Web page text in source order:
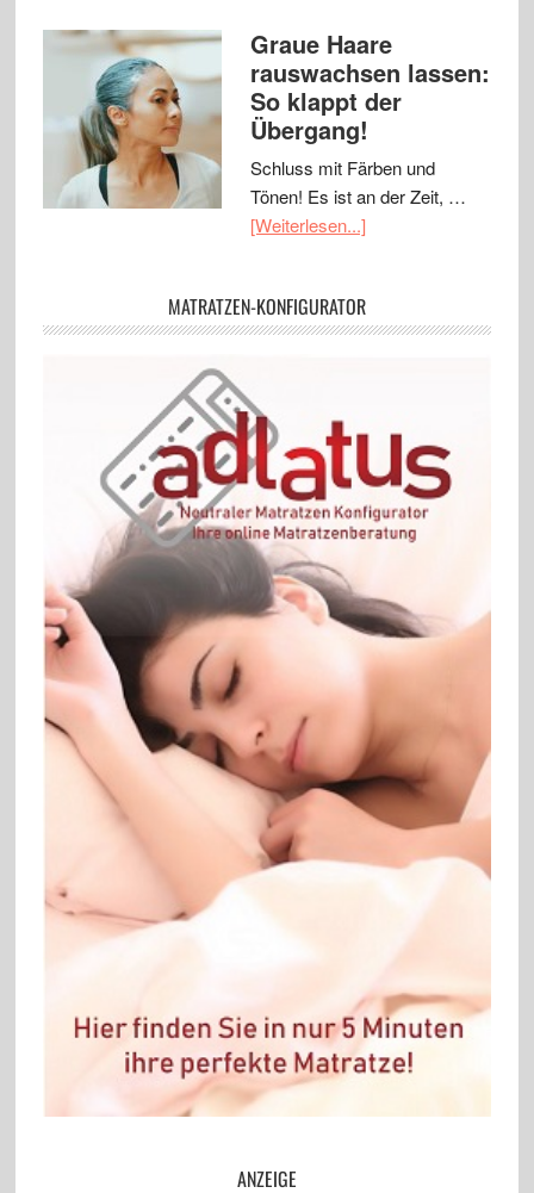
Graue Haare
rauswachsen lassen:
So klappt der
Übergang!
Schluss mit Färben und
Tönen! Es ist an der Zeit, …
[Weiterlesen...]
MATRATZEN-KONFIGURATOR
ANZEIGE